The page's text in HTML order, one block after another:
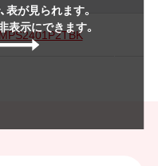
が見られます。
表示にできます。